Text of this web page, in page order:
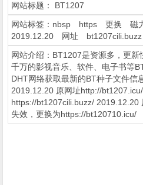
网站标题： BT1207
网站标签： nbsp https 更换 磁
2019.12.20
网址 bt1207cili.buzz
网站介绍：BT1207是资源多，更
千万的影视音乐、软件、电子书等
DHT网络获取最新的BT种子文件信
2019.12.20 原网址http://
https://bt1207cili.buzz/ 2019.12.20
失效，更换为https://bt120710.icu/